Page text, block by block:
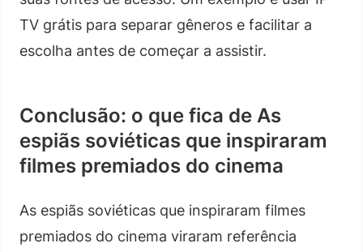
TV grátis para separar gêneros e facilitar a
escolha antes de começar a assistir.
Conclusão: o que fica de As
espiãs soviéticas que inspiraram
filmes premiados do cinema
As espiãs soviéticas que inspiraram filmes
premiados do cinema viraram referência